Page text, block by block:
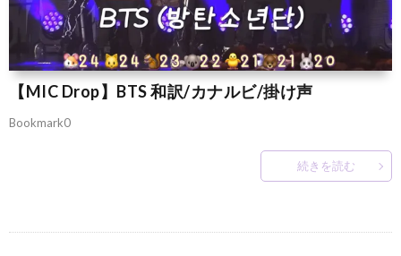
【MIC Drop】BTS 和訳/カナルビ/掛け声
Bookmark0
続きを読む